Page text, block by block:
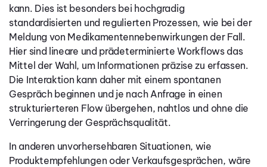
kann. Dies ist besonders bei hochgradig
standardisierten und regulierten Prozessen, wie bei der
Meldung von Medikamentennebenwirkungen der Fall.
Hier sind lineare und prädeterminierte Workflows das
Mittel der Wahl, um Informationen präzise zu erfassen.
Die Interaktion kann daher mit einem spontanen
Gespräch beginnen und je nach Anfrage in einen
strukturierteren Flow übergehen, nahtlos und ohne die
Verringerung der Gesprächsqualität.
In anderen unvorhersehbaren Situationen, wie
Produktempfehlungen oder Verkaufsgesprächen, wäre